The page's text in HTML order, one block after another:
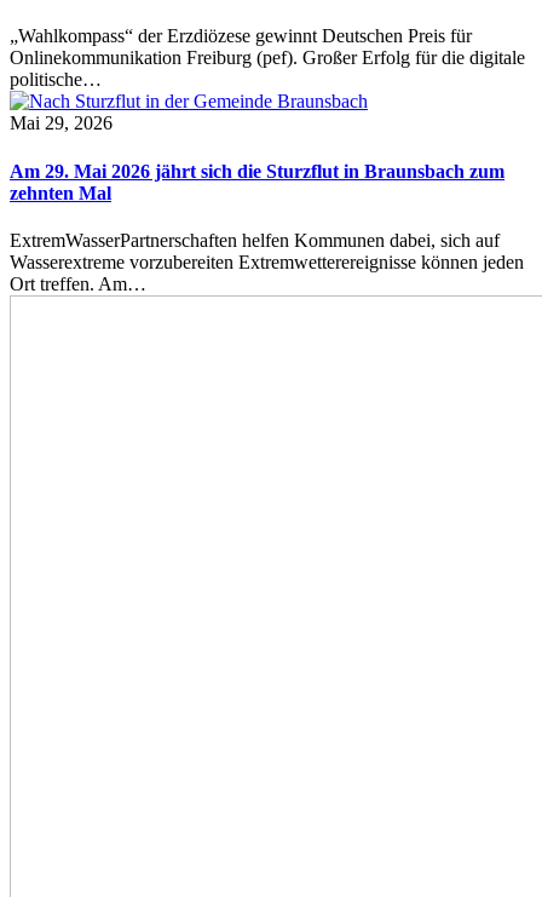
„Wahlkompass“ der Erzdiözese gewinnt Deutschen Preis für
Onlinekommunikation Freiburg (pef). Großer Erfolg für die digitale
politische…
Mai 29, 2026
Am 29. Mai 2026 jährt sich die Sturzflut in Braunsbach zum
zehnten Mal
ExtremWasserPartnerschaften helfen Kommunen dabei, sich auf
Wasserextreme vorzubereiten Extremwetterereignisse können jeden
Ort treffen. Am…